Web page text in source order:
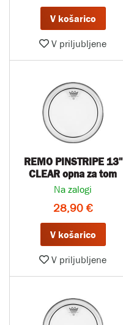
V košarico
V priljubljene
REMO PINSTRIPE 13''
CLEAR opna za tom
Na zalogi
28,90 €
V košarico
V priljubljene